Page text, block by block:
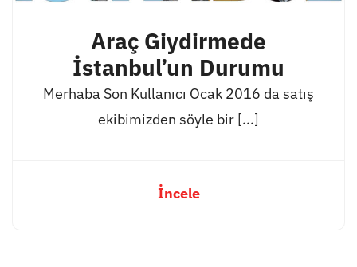
Araç Giydirmede
İstanbul’un Durumu
Merhaba Son Kullanıcı Ocak 2016 da satış
ekibimizden söyle bir [...]
İncele